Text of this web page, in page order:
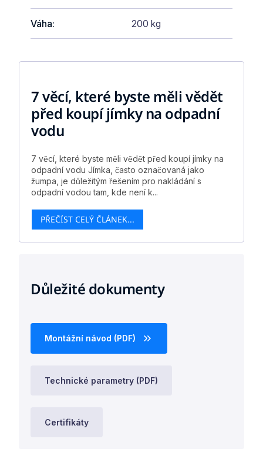
Váha: 200 kg
7 věcí, které byste měli vědět
před koupí jímky na odpadní
vodu
7 věcí, které byste měli vědět před koupí jímky na
odpadní vodu Jímka, často označovaná jako
žumpa, je důležitým řešením pro nakládání s
odpadní vodou tam, kde není k...
PŘEČÍST CELÝ ČLÁNEK...
Důležité dokumenty
Montážní návod (PDF)
Technické parametry (PDF)
Certifikáty